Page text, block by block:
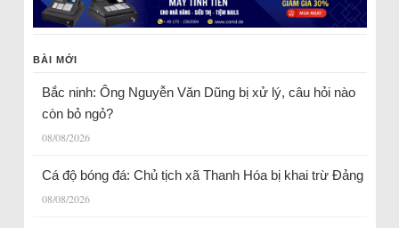
BÀI MỚI
Bắc ninh: Ông Nguyễn Văn Dũng bị xử lý, câu hỏi nào
còn bỏ ngỏ?
08/08/2026
Cá độ bóng đá: Chủ tịch xã Thanh Hóa bị khai trừ Đảng
08/08/2026